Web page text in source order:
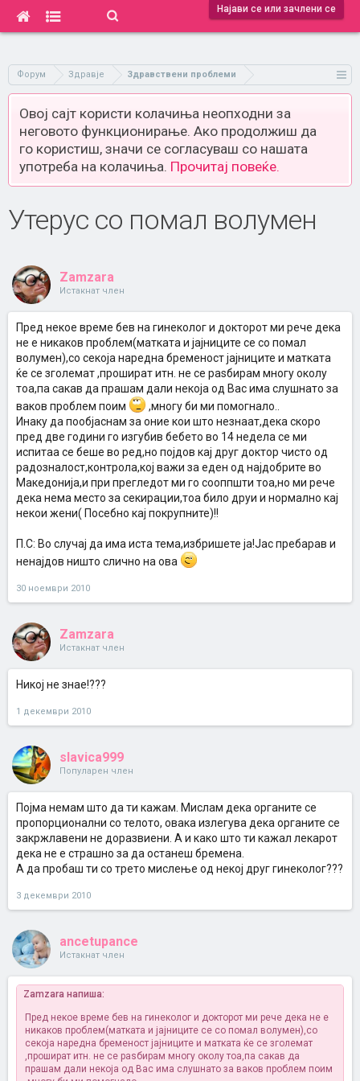
Најави се или зачлени се
Форум Здравје Здравствени проблеми
Овој сајт користи колачиња неопходни за
неговото функционирање. Ако продолжиш да
го користиш, значи се согласуваш со нашата
употреба на колачиња. Прочитај повеќе.
Утерус со помал волумен
Zamzara
Истакнат член
Пред некое време бев на гинеколог и докторот ми рече дека
не е никаков проблем(матката и јајниците се со помал
волумен),со секоја наредна бременост јајниците и матката
ќе се зголемат ,прошират итн. не се раѕбирам многу околу
тоа,па сакав да прашам дали некоја од Вас има слушнато за
ваков проблем поим
,многу би ми помогнало..
Инаку да пообјаснам за оние кои што незнаат,дека скоро
пред две години го изгубив бебето во 14 недела се ми
испитаа се беше во ред,но појдов кај друг доктор чисто од
радозналост,контрола,кој важи за еден од најдобрите во
Македонија,и при прегледот ми го сооппшти тоа,но ми рече
дека нема место за секирации,тоа било друи и нормално кај
некои жени( Посебно кај покрупните)!!
П.С: Во случај да има иста тема,избришете ја!Јас пребарав и
ненајдов ништо слично на ова
30 ноември 2010
Zamzara
Истакнат член
Никој не знае!???
1 декември 2010
slavica999
Популарен член
Појма немам што да ти кажам. Мислам дека органите се
пропорционални со телото, овака излегува дека органите се
закржлавени не доразвиени. А и како што ти кажал лекарот
дека не е страшно за да останеш бремена.
А да пробаш ти со трето мислење од некој друг гинеколог???
3 декември 2010
ancetupance
Истакнат член
Zamzara напиша:
Пред некое време бев на гинеколог и докторот ми рече дека не е
никаков проблем(матката и јајниците се со помал волумен),со
секоја наредна бременост јајниците и матката ќе се зголемат
,прошират итн. не се раѕбирам многу околу тоа,па сакав да
прашам дали некоја од Вас има слушнато за ваков проблем поим